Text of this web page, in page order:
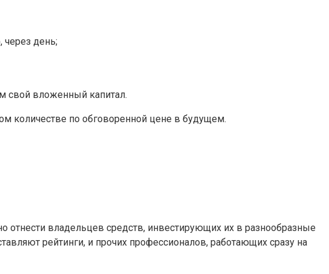
через день;
свой вложенный капитал.
количестве по обговоренной цене в будущем.
владельцев средств, инвестирующих их в разнообразные
рейтинги, и прочих профессионалов, работающих сразу на